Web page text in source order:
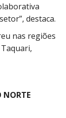
destaca.
nas regiões
NORTE